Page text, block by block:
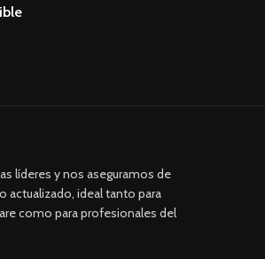
líderes y nos aseguramos de
actualizado, ideal tanto para
como para profesionales del